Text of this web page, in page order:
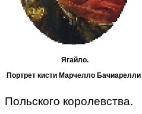
Ягайло.
Портрет кисти Марчелло Бачиарелли
Польского королевства.